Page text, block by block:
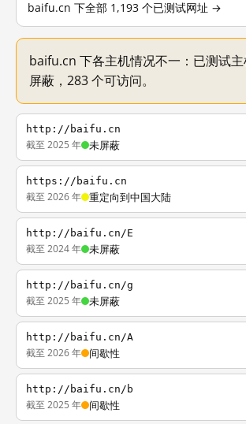
baifu.cn 下全部 1,193 个已测试网址 →
baifu.cn 下各主机情况不一：已测试
屏蔽，283 个可访问。
http://baifu.cn
截至 2025 年 未屏蔽
https://baifu.cn
截至 2026 年 重定向到中国大陆
http://baifu.cn/E
截至 2024 年 未屏蔽
http://baifu.cn/g
截至 2025 年 未屏蔽
http://baifu.cn/A
截至 2026 年 间歇性
http://baifu.cn/b
截至 2025 年 间歇性